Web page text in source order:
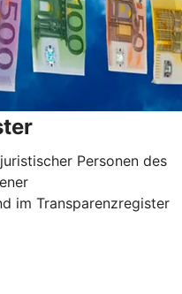
Personen des
im Transparenzregister